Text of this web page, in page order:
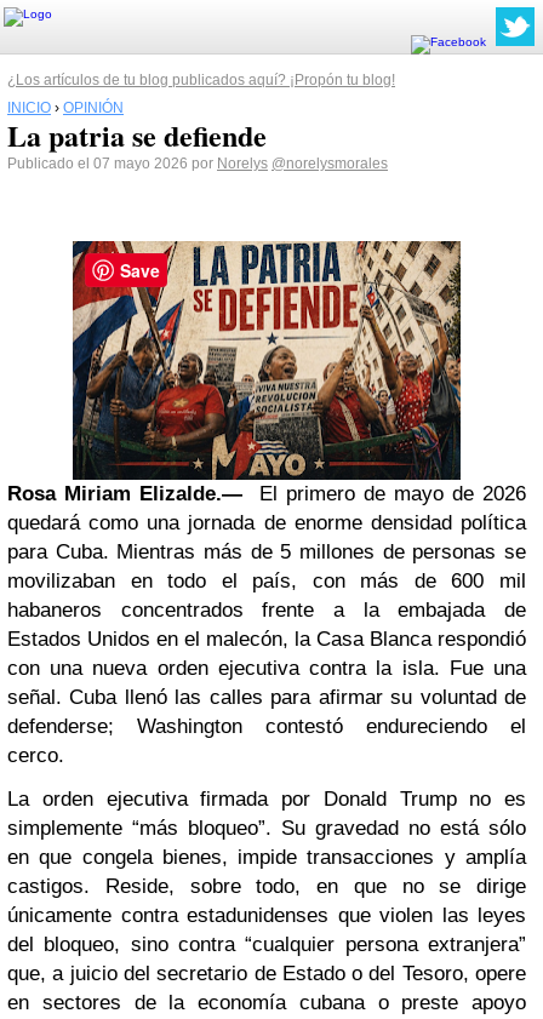
¿Los artículos de tu blog publicados aquí? ¡Propón tu blog!
INICIO › OPINIÓN
La patria se defiende
Publicado el 07 mayo 2026 por Norelys @norelysmorales
Rosa Miriam Elizalde.—
El primero de mayo de 2026
quedará como una jornada de enorme densidad política
para Cuba. Mientras más de 5 millones de personas se
movilizaban en todo el país, con más de 600 mil
habaneros concentrados frente a la embajada de
Estados Unidos en el malecón, la Casa Blanca respondió
con una nueva orden ejecutiva contra la isla. Fue una
señal. Cuba llenó las calles para afirmar su voluntad de
defenderse; Washington contestó endureciendo el
cerco.
La orden ejecutiva firmada por Donald Trump no es
simplemente “más bloqueo”. Su gravedad no está sólo
en que congela bienes, impide transacciones y amplía
castigos. Reside, sobre todo, en que no se dirige
únicamente contra estadunidenses que violen las leyes
del bloqueo, sino contra “cualquier persona extranjera”
que, a juicio del secretario de Estado o del Tesoro, opere
en sectores de la economía cubana o preste apoyo
Save